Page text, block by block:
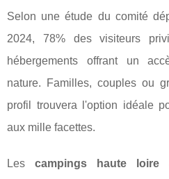
Selon une étude du comité
2024, 78% des visiteurs
hébergements offrant un
nature. Familles, couples ou
profil trouvera l'option idéale
aux mille facettes.
Les campings haute loire4